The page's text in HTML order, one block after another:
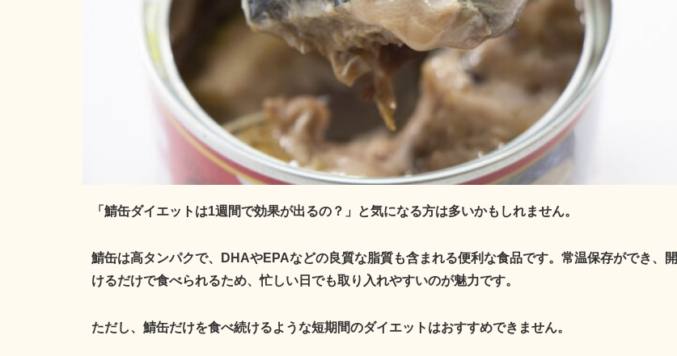
「鯖缶ダイエットは1週間で効果が出るの？」と気になる方は多いかもしれません。
鯖缶は高タンパクで、DHAやEPAなどの良質な脂質も含まれる便利な食品です。常温保存ができ、開
けるだけで食べられるため、忙しい日でも取り入れやすいのが魅力です。
ただし、鯖缶だけを食べ続けるような短期間のダイエットはおすすめできません。